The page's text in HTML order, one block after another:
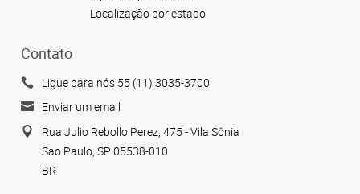
Localização por estado
Contato
Ligue para nós 55 (11) 3035-3700
Enviar um email
Rua Julio Rebollo Perez, 475 - Vila Sônia
Sao Paulo, SP 05538-010
BR